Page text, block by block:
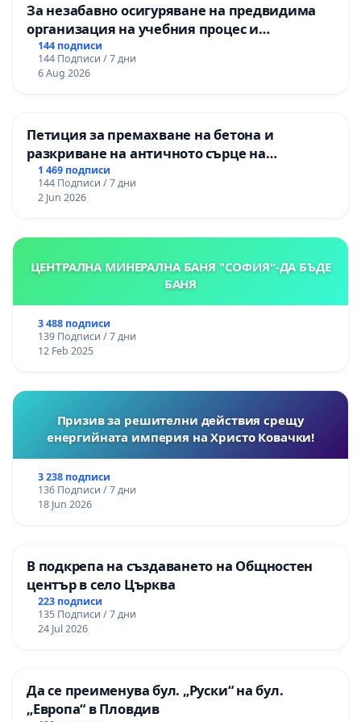
За незабавно осигуряване на предвидима
организация на учебния процес и
гарантиране на правото на равнопоставено
и качествено образование на учениците от
ОУ „Княз Александър I“ и Хуманитарна
144 подписи
144 Подписи / 7 дни
6 Aug 2026
Петиция за премахване на бетона и
разкриване на античното сърце на
Могиланската могила във Враца
1 469 подписи
144 Подписи / 7 дни
2 Jun 2026
ЦЕНТРАЛНА МИНЕРАЛНА БАНЯ "СОФИЯ"-ДА БЪДЕ
БАНЯ
3 488 подписи
139 Подписи / 7 дни
12 Feb 2025
Призив за решителни действия срещу
енергийната империя на Христо Ковачки!
3 238 подписи
136 Подписи / 7 дни
18 Jun 2026
В подкрепа на създаването на Общностен
център в село Църква
223 подписи
135 Подписи / 7 дни
24 Jul 2026
Да се преименува бул. „Руски“ на бул.
„Европа“ в Пловдив